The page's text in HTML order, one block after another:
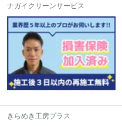
ナガイクリーンサービス
きらめき工房プラス